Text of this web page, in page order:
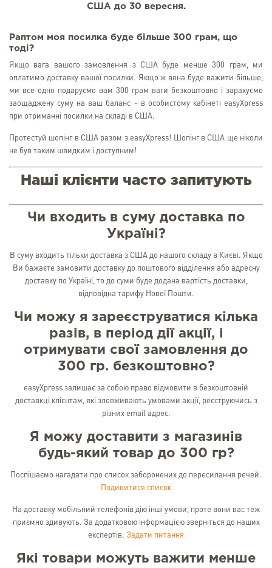
США до 30 вересня.
Раптом моя посилка буде більше 300 грам, що
тоді?
Якщо вага вашого замовлення з США буде менше 300 грам, ми
оплатимо доставку вашої посилки. Якщо ж вона буде важити більше,
ми все одно подаруємо вам 300 грам ваги безкоштовно і зарахуємо
заощаджену суму на ваш баланс - в особистому кабінеті easyXpress
при отриманні посилки на складі в США.
Протестуй шопінг в США разом з easyXpress! Шопінг в США ще ніколи
не був таким швидким і доступним!
Наші клієнти часто запитують
Чи входить в суму доставка по
Україні?
В суму входить тільки доставка з США до нашого складу в Києві. Якщо
Ви бажаєте замовити доставку до поштового відділення або адресну
доставку по Україні, то до суми буде додана вартість доставки,
відповідна тарифу Нової Пошти.
Чи можу я зареєструватися кілька
разів, в період дії акції, і
отримувати свої замовлення до
300 гр. безкоштовно?
easyXpress залишає за собою право відмовити в безкоштовній
доставкці клієнтам, які зловживають умовами акції, реєструючись з
різних email адрес.
Я можу доставити з магазинів
будь-який товар до 300 гр?
Поспішаємо нагадати про список заборонених до пересилання речей.
Подивитися список
На доставку мобільний телефонів дію інші умови, проте вони вас теж
приємно здивують. За додатковою інформацією зверніться до наших
експертів. Задати питання
Які товари можуть важити менше